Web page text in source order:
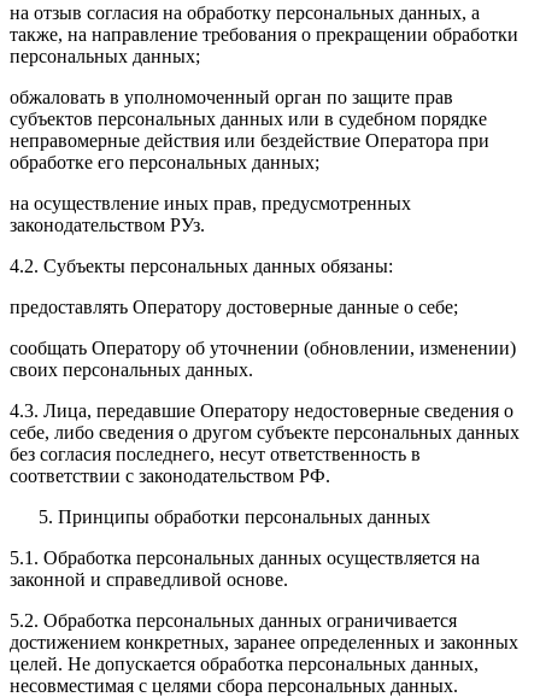
на отзыв согласия на обработку персональных данных, а
также, на направление требования о прекращении обработки
персональных данных;
обжаловать в уполномоченный орган по защите прав
субъектов персональных данных или в судебном порядке
неправомерные действия или бездействие Оператора при
обработке его персональных данных;
на осуществление иных прав, предусмотренных
законодательством РУз.
4.2. Субъекты персональных данных обязаны:
предоставлять Оператору достоверные данные о себе;
сообщать Оператору об уточнении (обновлении, изменении)
своих персональных данных.
4.3. Лица, передавшие Оператору недостоверные сведения о
себе, либо сведения о другом субъекте персональных данных
без согласия последнего, несут ответственность в
соответствии с законодательством РФ.
Принципы обработки персональных данных
5.1. Обработка персональных данных осуществляется на
законной и справедливой основе.
5.2. Обработка персональных данных ограничивается
достижением конкретных, заранее определенных и законных
целей. Не допускается обработка персональных данных,
несовместимая с целями сбора персональных данных.